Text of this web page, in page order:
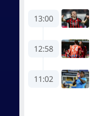
13:00
12:58
11:02